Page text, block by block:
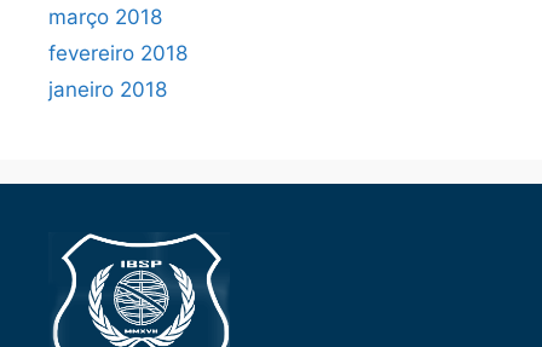
março 2018
fevereiro 2018
janeiro 2018